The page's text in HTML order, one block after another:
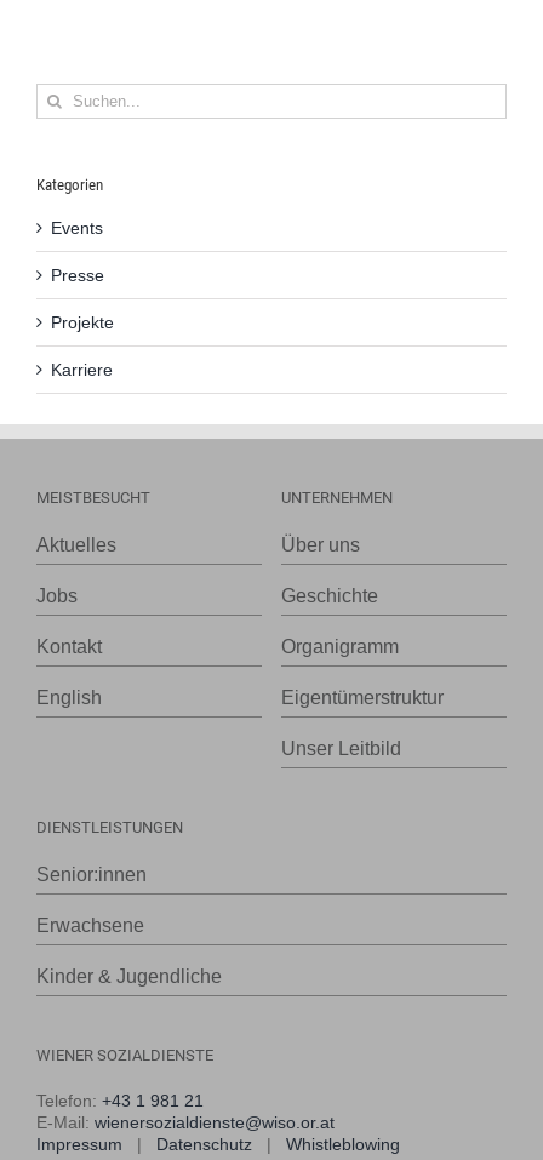
Suche
nach:
Kategorien
Events
Presse
Projekte
Karriere
MEISTBESUCHT
Aktuelles
Jobs
Kontakt
English
DIENSTLEISTUNGEN
Senior:innen
Erwachsene
Kinder & Jugendliche
UNTERNEHMEN
Über uns
Geschichte
Organigramm
Eigentümerstruktur
Unser Leitbild
WIENER SOZIALDIENSTE
Telefon: +43 1 981 21
E-Mail: wienersozialdienste@wiso.or.at
Impressum | Datenschutz | Whistleblowing